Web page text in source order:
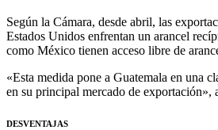
Según la Cámara, desde abril, las
Estados Unidos enfrentan un arancel
como México tienen acceso libre de
«Esta medida pone a Guatemala en una
en su principal mercado de exportación»,
DESVENTAJAS